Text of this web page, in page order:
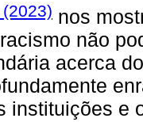
nos
não
acerca
instituições e